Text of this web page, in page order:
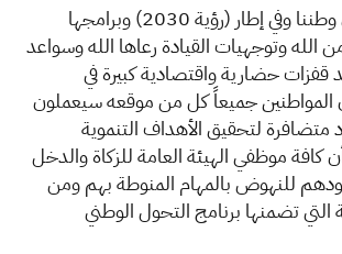
وتابع:"كلنا ثقة بأن وطننا وفي إطار (رؤية 2030) وبرامجها
الله وتوجهيات القيادة رعاها الله وسواعد
قفزات حضارية واقتصادية كبيرة في
المواطنين جميعاً كل من موقعه سيعملون
متضافرة لتحقيق الأهداف التنموية
كافة موظفي الهيئة العامة للزكاة والدخل
للنهوض بالمهام المنوطة بهم ومن
تضمنها برنامج التحول الوطني